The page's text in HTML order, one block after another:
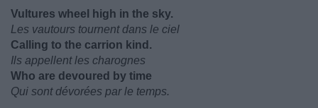
Vultures wheel high in the sky.
Les vautours tournent dans le ciel
Calling to the carrion kind.
Ils appellent les charognes
Who are devoured by time
Qui sont dévorées par le temps.